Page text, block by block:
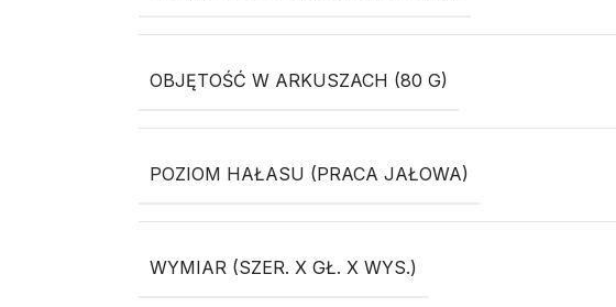
OBJĘTOŚĆ W ARKUSZACH (80 G)
POZIOM HAŁASU (PRACA JAŁOWA)
WYMIAR (SZER. X GŁ. X WYS.)